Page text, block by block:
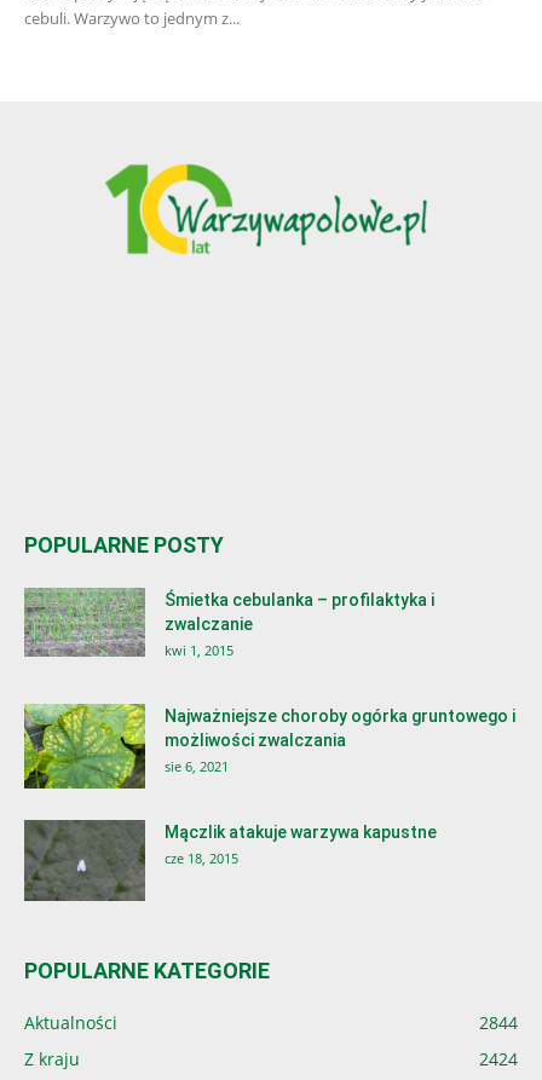
cebuli. Warzywo to jednym z...
POPULARNE POSTY
Śmietka cebulanka – profilaktyka i
zwalczanie
kwi 1, 2015
Najważniejsze choroby ogórka gruntowego i
możliwości zwalczania
sie 6, 2021
Mączlik atakuje warzywa kapustne
cze 18, 2015
POPULARNE KATEGORIE
Aktualności
2844
Z kraju
2424